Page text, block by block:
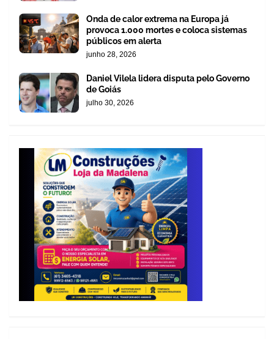
Onda de calor extrema na Europa já
provoca 1.000 mortes e coloca sistemas
públicos em alerta
junho 28, 2026
Daniel Vilela lidera disputa pelo Governo
de Goiás
julho 30, 2026